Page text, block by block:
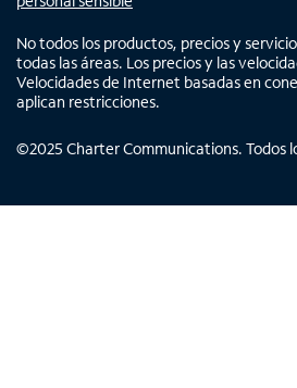
No todos los productos, precios y
todas las áreas. Los precios y las
Velocidades de Internet basadas en
aplican restricciones.
©2025 Charter Communications. Todos